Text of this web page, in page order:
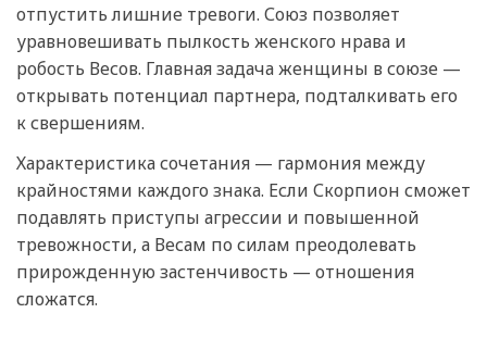
отпустить лишние тревоги. Союз позволяет
уравновешивать пылкость женского нрава и
робость Весов. Главная задача женщины в союзе —
открывать потенциал партнера, подталкивать его
к свершениям.
Характеристика сочетания — гармония между
крайностями каждого знака. Если Скорпион сможет
подавлять приступы агрессии и повышенной
тревожности, а Весам по силам преодолевать
прирожденную застенчивость — отношения
сложатся.